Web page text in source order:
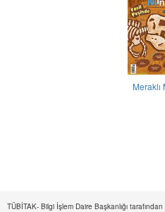
Meraklı
TÜBİTAK- Bilgi İşlem Daire Başkanlığı